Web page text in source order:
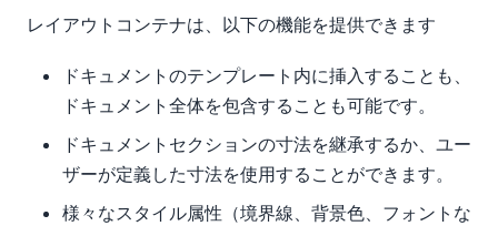
レイアウトコンテナは、以下の機能を提供できます
ドキュメントのテンプレート内に挿入することも、
ドキュメント全体を包含することも可能です。
ドキュメントセクションの寸法を継承するか、ユー
ザーが定義した寸法を使用することができます。
様々なスタイル属性（境界線、背景色、フォントな